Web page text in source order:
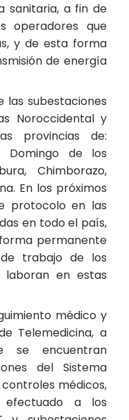
sanitaria, a fin de
operadores que
y de esta forma
de energía
las subestaciones
Noroccidental y
provincias de:
Domingo de los
Chimborazo,
En los próximos
protocolo en las
en todo el país,
permanente
trabajo de los
laboran en estas
médico y
Telemedicina, a
se encuentran
del Sistema
controles médicos,
a los